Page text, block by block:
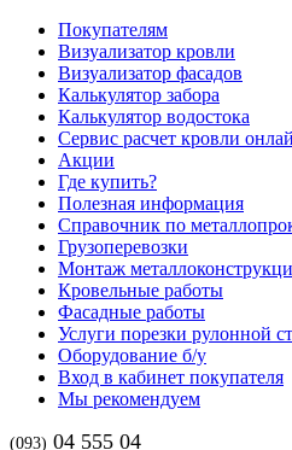
Покупателям
Визуализатор кровли
Визуализатор фасадов
Калькулятор забора
Калькулятор водостока
Сервис расчет кровли
Акции
Где купить?
Полезная информация
Справочник по
Грузоперевозки
Монтаж
Кровельные работы
Фасадные работы
Услуги порезки рулонной
Оборудование б/у
Вход в кабинет покупателя
Мы рекомендуем
(093) 04 555 04